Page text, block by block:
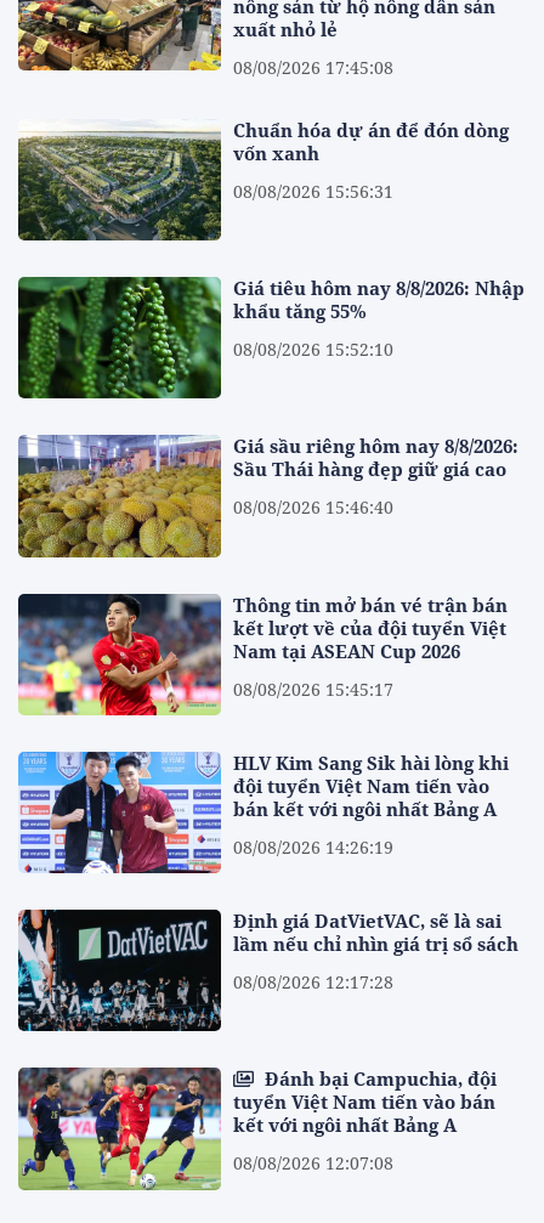
nông sản từ hộ nông dân sản
xuất nhỏ lẻ
08/08/2026 17:45:08
Chuẩn hóa dự án để đón dòng
vốn xanh
08/08/2026 15:56:31
Giá tiêu hôm nay 8/8/2026: Nhập
khẩu tăng 55%
08/08/2026 15:52:10
Giá sầu riêng hôm nay 8/8/2026:
Sầu Thái hàng đẹp giữ giá cao
08/08/2026 15:46:40
Thông tin mở bán vé trận bán
kết lượt về của đội tuyển Việt
Nam tại ASEAN Cup 2026
08/08/2026 15:45:17
HLV Kim Sang Sik hài lòng khi
đội tuyển Việt Nam tiến vào
bán kết với ngôi nhất Bảng A
08/08/2026 14:26:19
Định giá DatVietVAC, sẽ là sai
lầm nếu chỉ nhìn giá trị sổ sách
08/08/2026 12:17:28
Đánh bại Campuchia, đội
tuyển Việt Nam tiến vào bán
kết với ngôi nhất Bảng A
08/08/2026 12:07:08